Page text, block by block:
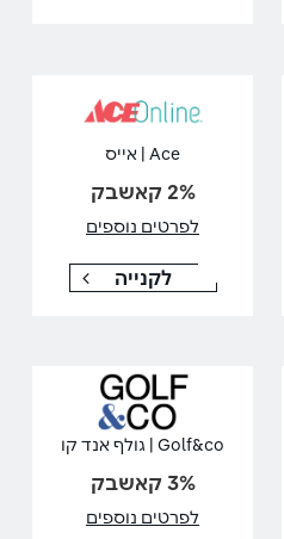
Ace | אייס
2% קאשבק
לפרטים נוספים
לקנייה
Golf&co | גולף אנד קו
3% קאשבק
לפרטים נוספים